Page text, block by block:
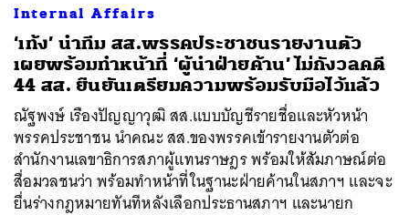
Internal Affairs
‘เท้ง’ นำทีม สส.พรรคประชาชนรายงานตัว
เผยพร้อมทำหน้าที่ ‘ผู้นำฝ่ายค้าน’ ไม่กังวลคดี
44 สส. ยืนยันเตรียมความพร้อมรับมือไว้แล้ว
ณัฐพงษ์ เรืองปัญญาวุฒิ สส.แบบบัญชีรายชื่อและหัวหน้า
พรรคประชาชน นำคณะ สส.ของพรรคเข้ารายงานตัวต่อ
สำนักงานเลขาธิการสภาผู้แทนราษฎร พร้อมให้สัมภาษณ์ต่อ
สื่อมวลชนว่า พร้อมทำหน้าที่ในฐานะฝ่ายค้านในสภาฯ และจะ
ยื่นร่างกฎหมายทันทีหลังเลือกประธานสภาฯ และนายก